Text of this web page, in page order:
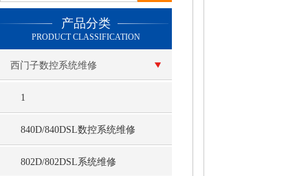
产品分类
PRODUCT CLASSIFICATION
西门子数控系统维修
1
840D/840DSL数控系统维修
802D/802DSL系统维修